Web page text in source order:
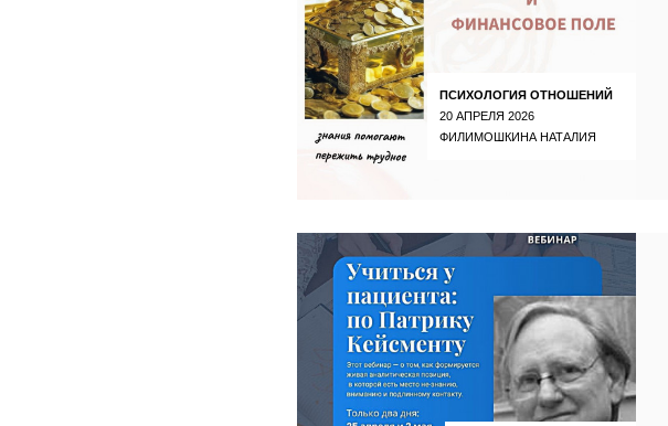
ПСИХОЛОГИЯ ОТНОШЕНИЙ
20 АПРЕЛЯ 2026
ФИЛИМОШКИНА НАТАЛИЯ